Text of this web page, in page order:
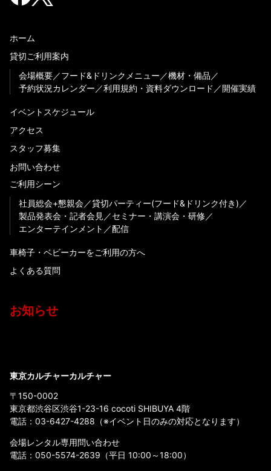
ホーム
貸切ご利用案内
会場概要
フード&ドリンクメニュー
機材・備品
予約状況カレンダー
利用規約・資料ダウンロード 開催実績
イベントスケジュール
アクセス
スタッフ募集
お問い合わせ
ご利用シーン
社員総会+懇親会
貸切パーティー(フード&ドリンク付き)
製品発表会・記者会見
セミナー・講演会・研修
エンターテインメント
配信
車椅子・ベビーカーをご利用の方へ
よくある質問
お知らせ
東京カルチャーカルチャー
〒150-0002
東京都渋谷区渋谷1-23-16 cocoti SHIBUYA 4階
電話： 03-6427-4288 （※イベント日のみの対応となります）
会場レンタル専用問い合わせ
電話： 050-5574-2639 （平日 10:00～18:00）